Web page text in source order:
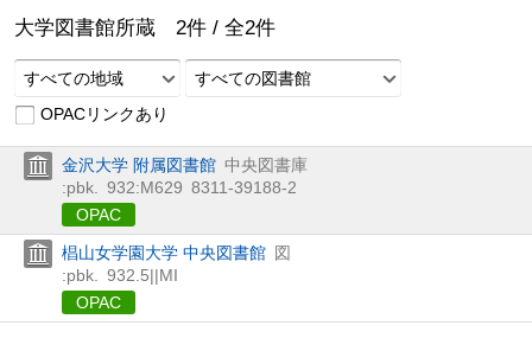
大学図書館所蔵 2件 / 全2件
すべての地域
すべての図書館
OPACリンクあり
金沢大学 附属図書館 中央図書庫
:pbk.
932:M629 8311-39188-2
OPAC
椙山女学園大学 中央図書館 図
:pbk.
932.5||MI
OPAC